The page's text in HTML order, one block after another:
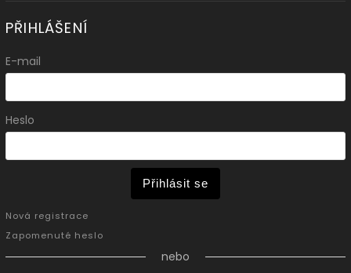
PŘIHLÁŠENÍ
E-mail
Heslo
Přihlásit se
Nová registrace
Zapomenuté heslo
nebo